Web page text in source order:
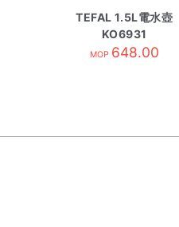
TEFAL 1.5L電水壺
KO6931
MOP 648.00